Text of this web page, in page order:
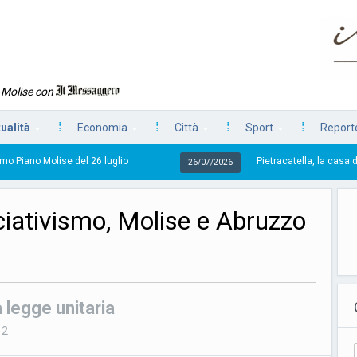
con
Economia Città Sport
26 luglio 26/07/2026 Pietracatella, la casa della ricina e
Molise e Abruzzo
legge unitaria